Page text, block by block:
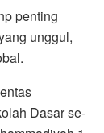
penting
unggul,
Dasar se-